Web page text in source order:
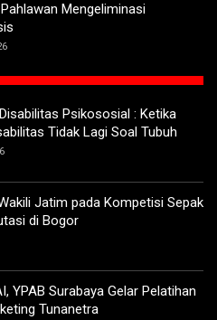
Mengeliminasi
Psikososial : Ketika
Tidak Lagi Soal Tubuh
Jatim pada Kompetisi Sepak
di Bogor
YPAB Surabaya Gelar Pelatihan
Tunanetra